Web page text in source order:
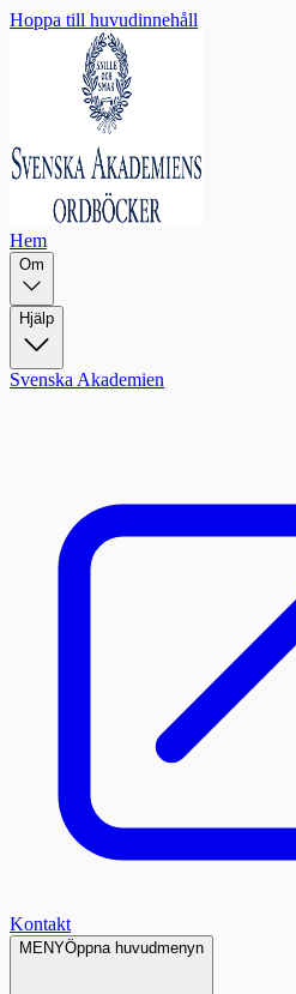
Hoppa till huvudinnehåll
Hem
Om
Hjälp
Svenska Akademien
Kontakt
MENYÖppna huvudmenyn